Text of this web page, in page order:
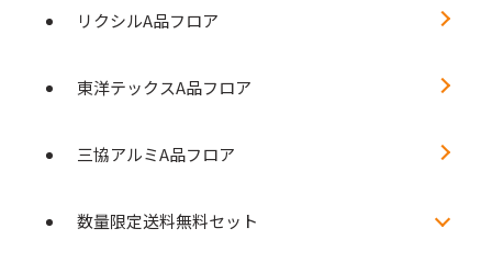
リクシルA品フロア
東洋テックスA品フロア
三協アルミA品フロア
数量限定送料無料セット